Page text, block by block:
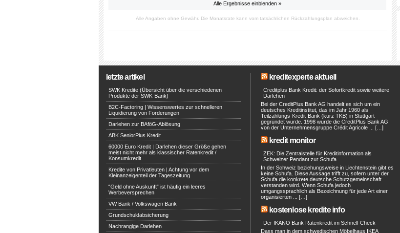
Alle Ergebnisse einblenden »
Alle Angaben ohne Gewähr. Die Monatsrate kann vom tatsächlichen Rückzahlungsplan abweichen.
letzte artikel
SWK Kredite (Übersicht über die verschiedenen
Produkte der SWK-Bank)
B2C-Factoring | Wissenswertes zur schnelleren
Liquidierung von Forderungen
Darlehen zur BAföG-Ablösung
ABK SeniorPlus Kredit
60000 Euro Kredit | Darlehen dieser Größe gehen
meist nicht mehr als klassischer Ratenkredit /
Konsumkredit
Kredite von Privatleuten | Achtung vor dem
Kleinanzeigenteil der Tageszeitung
“Geld ohne Auskunft” ist häufig ein leeres
Werbeversprechen
VW Bank / Volkswagen Bank
Grundschuldabsicherung
Nachrangige Darlehen
kreditexperte aktuell
Creditplus Bank Kredit: der Sofortkredit sowie weitere
Darlehen
Bei der CreditPlus Bank AG handelt es sich um ein
deutsches Kreditinstitut, das im Jahr 1960 als
Teilzahlungs-Kredit-Bank (kurz TKB) in Stuttgart
gegründet wurde. 1998 wurde die CreditPlus Bank AG
von der Unternehmensgruppe Crédit Agricole ... […]
kredit monitor
ZEK: Die Zentralstelle für Kreditinformation als
Schweizer Pendant zur Schufa
In der Schweiz beziehungsweise in Liechtenstein gibt es
keine Schufa. Diese Aussage trifft zu, sofern unter der
Schufa die konkrete deutsche Schutzgemeinschaft
verstanden wird. Wenn Schufa jedoch
umgangssprachlich als Bezeichnung für jede Art einer
organisierten ... […]
kostenlose kredite info
Der IKANO Bank Ratenkredit im Schnell-Check
Dass man in dem schwedischen Möbelhaus IKEA